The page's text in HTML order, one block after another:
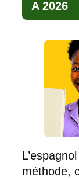
A 2026
méthode,